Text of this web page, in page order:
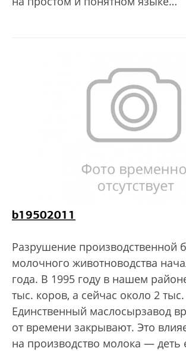
b19502011
Разрушение производственной
молочного животноводства
года. В 1995 году в нашем
тыс. коров, а сейчас около 2 тыс.
Единственный маслосырзавод
от времени закрывают. Это
на производство молока — деть